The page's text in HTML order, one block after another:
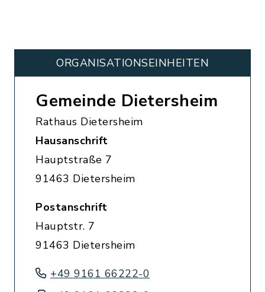
ORGANISATIONS­EINHEITEN
Gemeinde Dietersheim
Rathaus Dietersheim
Hausanschrift
Hauptstraße 7
91463 Dietersheim
Postanschrift
Hauptstr. 7
91463 Dietersheim
+49 9161 66222-0